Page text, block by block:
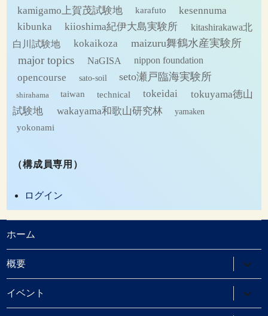
kamigamo上賀茂試験地 karafuto
kesennuma
kibunka
kiioshima紀伊大島実験所
kitashirakawa北
白川試験地
kokaikoza maizuru舞鶴水産実験所
major topics NaGISA nippon foundation
opencourse sato-soil seto瀬戸臨海実験所
shirahama taiwan technical tokeidai
tokuyama徳山
試験地
wakayama和歌山研究林
yamaken
yokonami
（構成員専用）
ログイン
ホーム
概要
ブ
メ
ニ
ュ
ー
イベント
ブ
メ